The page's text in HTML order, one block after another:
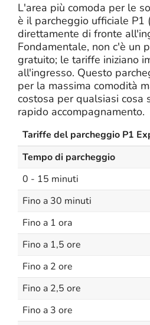
L'area più comoda per le
è il parcheggio ufficiale P1
direttamente di fronte
Fondamentale, non c'è un
gratuito; le tariffe iniziano
all'ingresso. Questo
per la massima comodità
costosa per qualsiasi cosa
rapido accompagnamento.
Tariffe del parcheggio P1
Tempo di parcheggio
0 - 15 minuti
Fino a 30 minuti
Fino a 1 ora
Fino a 1,5 ore
Fino a 2 ore
Fino a 2,5 ore
Fino a 3 ore